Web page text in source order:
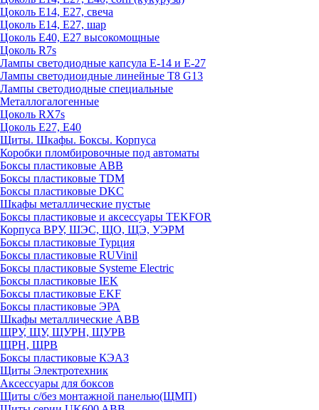
Цоколь Е14, Е27, свеча
Цоколь Е14, Е27, шар
Цоколь Е40, Е27 высокомощные
Цоколь R7s
Лампы светодиодные капсула Е-14 и Е-27
Лампы светодиоидные линейные T8 G13
Лампы светодиодные специальные
Металлогалогенные
Цоколь RX7s
Цоколь Е27, E40
Щиты. Шкафы. Боксы. Корпуса
Коробки пломбировочные под автоматы
Боксы пластиковые ABB
Боксы пластиковые TDM
Боксы пластиковые DKC
Шкафы металлические пустые
Боксы пластиковые и аксессуары TEKFOR
Корпуса ВРУ, ШЭС, ЩО, ЩЭ, УЭРМ
Боксы пластиковые Турция
Боксы пластиковые RUVinil
Боксы пластиковые Systeme Electric
Боксы пластиковые IEK
Боксы пластиковые EKF
Боксы пластиковые ЭРА
Шкафы металлические ABB
ЩРУ, ЩУ, ЩУРН, ЩУРВ
ЩРН, ЩРВ
Боксы пластиковые КЭАЗ
Щиты Электротехник
Аксессуары для боксов
Щиты с/без монтажной панелью(ЩМП)